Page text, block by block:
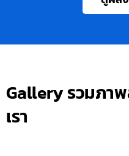
Gallery รวมภา
เรา